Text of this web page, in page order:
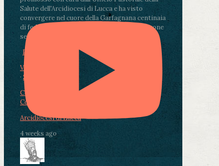
Salute dell'Arcidiocesi di Lucca e ha visto
convergere nel cuore della Garfagnana centinaia
di fedeli, operatori sanitari, volontari e persone
segnate dalla malattia.
Photo
View on Facebook
· Share
Condividi su Facebook
Condividi su LinkedIn
Arcidiocesi di Lucca
4 weeks ago